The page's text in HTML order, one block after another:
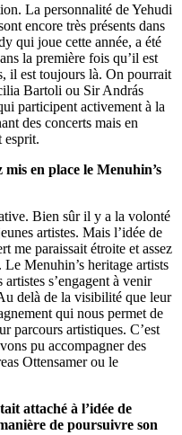
La personnalité de Yehudi
encore très présents dans
qui joue cette année, a été
la première fois qu’il est
il est toujours là. On pourrait
Bartoli ou Sir András
participent activement à la
des concerts mais en
esprit.
en place le Menuhin’s
Bien sûr il y a la volonté
artistes. Mais l’idée de
me paraissait étroite et assez
Menuhin’s heritage artists
s’engagent à venir
delà de la visibilité que leur
qui nous permet de
parcours artistiques. C’est
pu accompagner des
Ottensamer ou le
attaché à l’idée de
de poursuivre son